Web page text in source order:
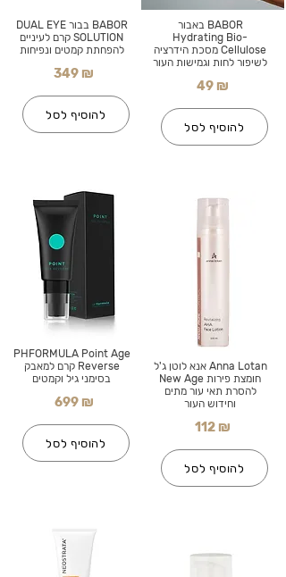
BABOR בבור DUAL EYE
SOLUTION קרם לעיניים
להפחתת קמטים ונפיחות
349 ₪
להוסיף לסל
PHFORMULA Point Age
Reverse קרם למאבק
בסימני גיל וקמטים
699 ₪
להוסיף לסל
BABOR באבור
Hydrating Bio-
Cellulose מסכת הידרציה
לשיפור לחות וגמישות העור
49 ₪
להוסיף לסל
Anna Lotan אנא לוטן ג'ל
חומצת פירות New Age
להסרת תאי עור מתים
וחידוש העור
112 ₪
להוסיף לסל